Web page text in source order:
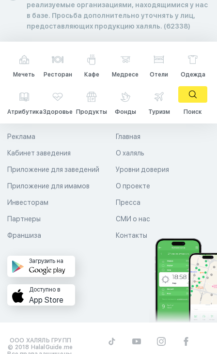
реализуемые организациями, находящимися у нас
в базе. Просьба дополнительно уточнять у лиц,
предоставляющих продукцию халяль. (62338)
Мечеть Ресторан Кафе Медресе Отели Одежда
АтрибутикаЗдоровье Продукты Фонды Туризм Поиск
Главная
О халяль
Уровни доверия
Реклама
Кабинет заведения
Приложение для заведений
Приложение для имамов О проекте
Пресса
СМИ о нас
Контакты
Инвесторам
Партнеры
Франшиза
Загрузить на
Доступно в
App Store
ООО ХАЛЯЛЬ ГРУПП
© 2018 HalalGuide.me